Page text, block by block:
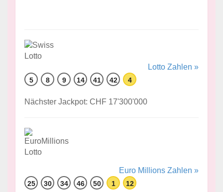
Lotto Zahlen »
5 8 9 14 41 42 4
Nächster Jackpot: CHF 17'300'000
Euro Millions Zahlen »
25 30 34 46 50 1 12